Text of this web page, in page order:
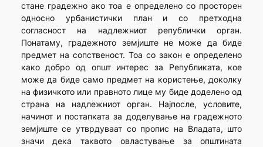
стане градежно ако тоа е определено со просторен
односно урбанистички план и со претходна
согласност на надлежниот републички орган.
Понатаму, градежното земјиште не може да биде
предмет на сопственост. Тоа со закон е определено
како добро од општ интерес за Републиката, кое
може да биде само предмет на користење, доколку
на физичкото или правното лице му биде доделено од
страна на надлежниот орган. Најпосле, условите,
начинот и постапката за доделување на градежното
земјиште се утврдуваат со пропис на Владата, што
значи дека таквото овластување за општината